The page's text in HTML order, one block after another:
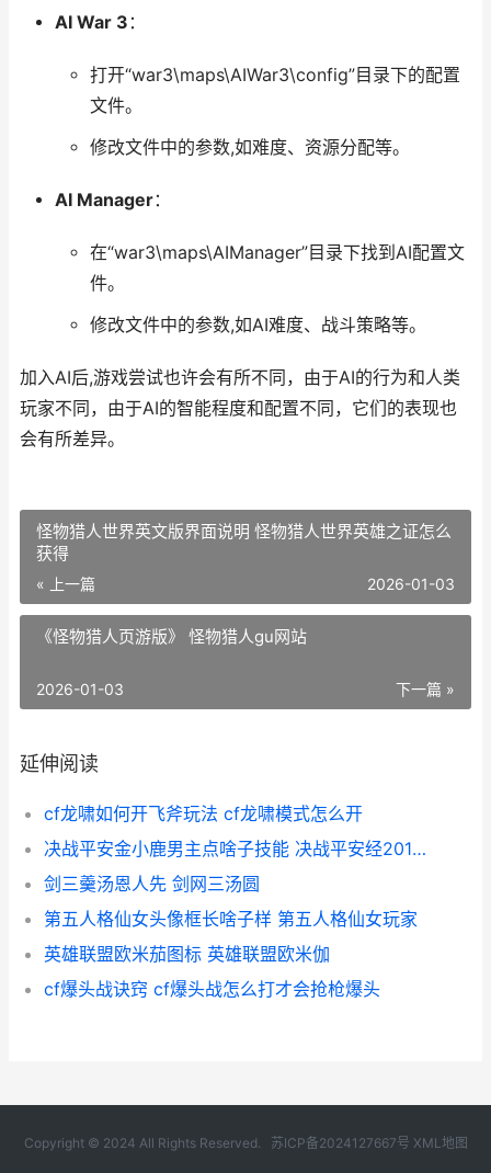
AI War 3 ：
打开“war3\maps\AIWar3\config”目录下的配置
文件。
修改文件中的参数,如难度、资源分配等。
AI Manager：
在“war3\maps\AIManager”目录下找到AI配置文
件。
修改文件中的参数,如AI难度、战斗策略等。
加入AI后,游戏尝试也许会有所不同，由于AI的行为和人类
玩家不同，由于AI的智能程度和配置不同，它们的表现也
会有所差异。
怪物猎人世界英文版界面说明 怪物猎人世界英雄之证怎么
获得
« 上一篇 2026-01-03
《怪物猎人页游版》 怪物猎人gu网站
下一篇 »
2026-01-03
延伸阅读
cf龙啸如何开飞斧玩法 cf龙啸模式怎么开
决战平安金小鹿男主点啥子技能 决战平安经20121年选择的皮肤是什么
剑三羹汤恩人先 剑网三汤圆
第五人格仙女头像框长啥子样 第五人格仙女玩家
英雄联盟欧米茄图标 英雄联盟欧米伽
cf爆头战诀窍 cf爆头战怎么打才会抢枪爆头
Copyright © 2024 All Rights Reserved. 苏ICP备2024127667号 XML地图